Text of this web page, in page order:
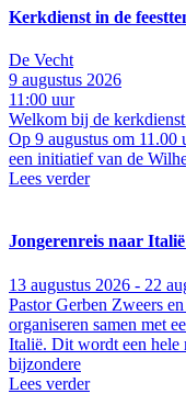
Kerkdienst in de
De Vecht
9 augustus 2026
11:00 uur
Welkom bij de
Op 9 augustus om 11.00
een initiatief van de
Lees verder
Jongerenreis naar
13 augustus 2026 - 22
Pastor Gerben Zweers
organiseren samen met
Italië. Dit wordt een hele
bijzondere
Lees verder